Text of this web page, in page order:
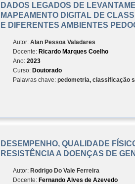
DADOS LEGADOS DE
MAPEAMENTO DIGITAL DE
E DIFERENTES AMBIENTES
Autor: Alan Pessoa Valadares
Docente: Ricardo Marques Coelho
Ano: 2023
Curso: Doutorado
Palavras chave: pedometria, classificação
DESEMPENHO, QUALIDADE
RESISTÊNCIA A DOENÇAS DE
Autor: Rodrigo Do Vale Ferreira
Docente: Fernando Alves de Azevedo